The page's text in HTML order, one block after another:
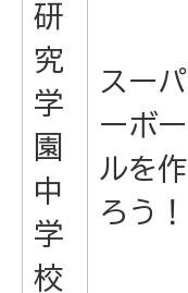
研
究
学
園
中
学
校
スーパ
ーボー
ルを作
ろう！